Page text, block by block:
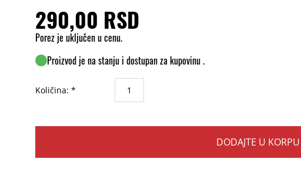
290,00 RSD
Porez je uključen u cenu.
Proizvod je na stanju i dostupan za kupovinu .
Količina: *
DODAJTE U KORPU